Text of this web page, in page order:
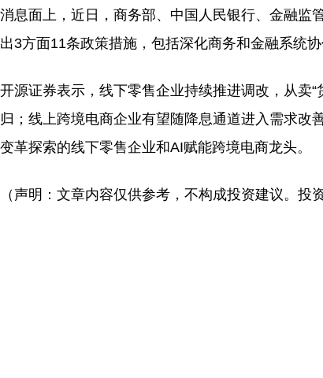
消息面上，近日，商务部、中国人民银行、金融监
出3方面11条政策措施，包括深化商务和金融系统
开源证券表示，线下零售企业持续推进调改，从卖
归；线上跨境电商企业有望随降息通道进入需求
变革探索的线下零售企业和AI赋能跨境电商龙头。
（声明：文章内容仅供参考，不构成投资建议。投